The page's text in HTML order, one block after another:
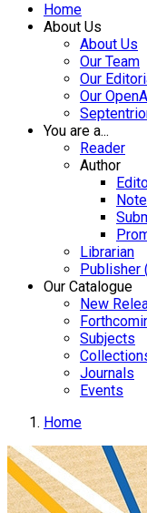
Home
About Us
About Us
Our Team
Our
Our
You are a...
Reader
Author
Librarian
Publisher
Our Catalogue
New
Subjects
Journals
Events
Home